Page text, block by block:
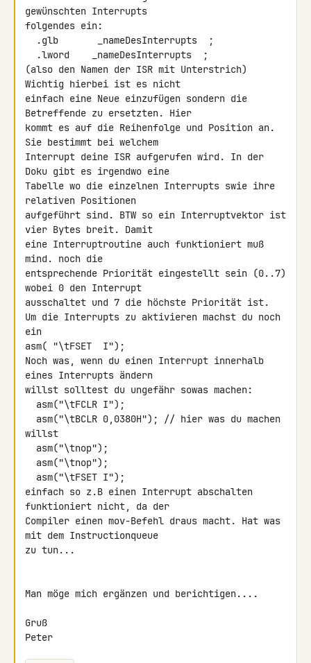
gewünschten Interrupts
folgendes ein:
(also den Namen der ISR mit Unterstrich)
Wichtig hierbei ist es nicht
einfach eine Neue einzufügen sondern die
Betreffende zu ersetzten. Hier
kommt es auf die Reihenfolge und Position an.
Sie bestimmt bei welchem
Interrupt deine ISR aufgerufen wird. In der
Doku gibt es irgendwo eine
Tabelle wo die einzelnen Interrupts swie ihre
relativen Positionen
aufgeführt sind. BTW so ein Interruptvektor ist
vier Bytes breit. Damit
eine Interruptroutine auch funktioniert muß
mind. noch die
entsprechende Priorität eingestellt sein (0..7)
wobei 0 den Interrupt
ausschaltet und 7 die höchste Priorität ist.
Um die Interrupts zu aktivieren machst du noch
ein
asm( "\tFSET  I");
Noch was, wenn du einen Interrupt innerhalb
eines Interrupts ändern
willst solltest du ungefähr sowas machen:
willst
einfach so z.B einen Interrupt abschalten
funktioniert nicht, da der
Compiler einen mov-Befehl draus macht. Hat was
mit dem Instructionqueue
zu tun...
Man möge mich ergänzen und berichtigen....
Gruß
Peter